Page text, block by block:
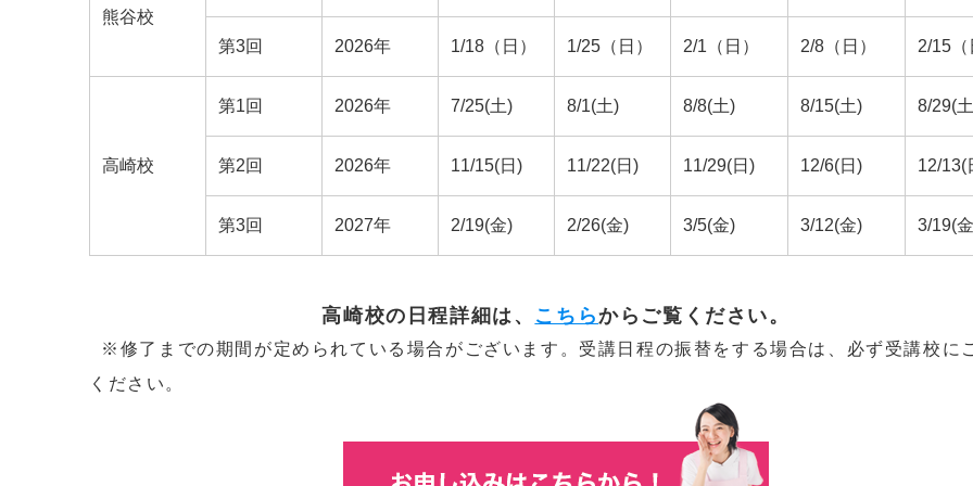
熊谷校
第3回 2026年 1/18（日） 1/25（日） 2/1（日） 2/8（日） 2/15（
高崎校
第1回 2026年 7/25(土) 8/1(土) 8/8(土) 8/15(土) 8/29(
第2回 2026年 11/15(日) 11/22(日) 11/29(日) 12/6(日) 12/13(
第3回 2027年 2/19(金) 2/26(金) 3/5(金) 3/12(金) 3/19(
高崎校の日程詳細は、 こちらからご覧ください。
※修了までの期間が定められている場合がございます。受講日程の振替をする場合は、必ず受講校に
ください。